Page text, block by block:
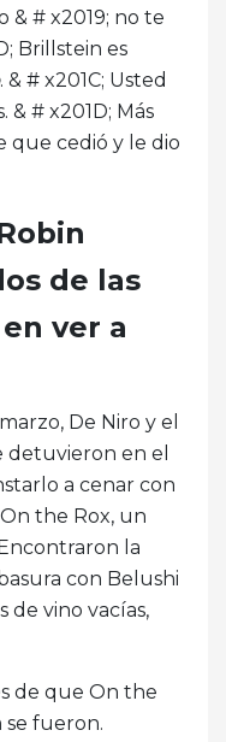
& # x2019; no te
Brillstein es
. & # x201C; Usted
& # x201D; Más
que cedió y le dio
de las
ver a
De Niro y el
detuvieron en el
a cenar con
the Rox, un
la
con Belushi
de vino vacías,
de que On the
se fueron.